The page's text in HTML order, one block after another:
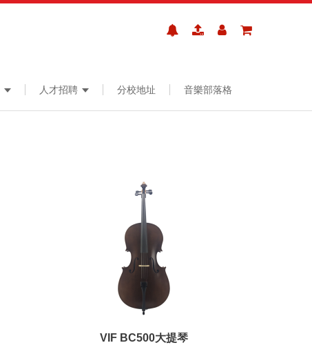
人才招聘 分校地址 音樂部落格
VIF BC500大提琴